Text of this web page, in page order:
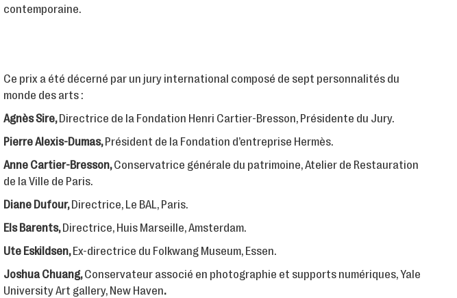
contemporaine.
Ce prix a été décerné par un jury international composé de sept personnalités du
monde des arts :
Agnès Sire,Directrice de la Fondation Henri Cartier-Bresson, Présidente du Jury.
Pierre Alexis-Dumas,Président de la Fondation d’entreprise Hermès.
Anne Cartier-Bresson,Conservatrice générale du patrimoine, Atelier de Restauration
de la Ville de Paris.
Diane Dufour,Directrice, Le BAL, Paris.
Els Barents,Directrice, Huis Marseille, Amsterdam.
Ute Eskildsen,Ex-directrice du Folkwang Museum, Essen.
Joshua Chuang,Conservateur associé en photographie et supports numériques, Yale
University Art gallery, New Haven.